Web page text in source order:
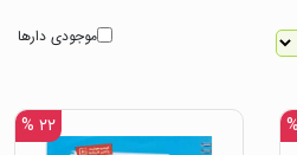
موجودی دارها
۲۲ %